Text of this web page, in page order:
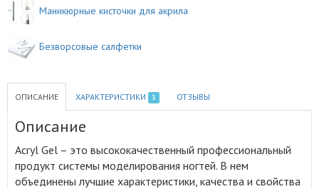
Маникюрные кисточки для акрила
Безворсовые салфетки
ОПИСАНИЕ ХАРАКТЕРИСТИКИ 3 ОТЗЫВЫ
Описание
Acryl Gel – это высококачественный профессиональный
продукт системы моделирования ногтей. В нем
объединены лучшие характеристики, качества и свойства